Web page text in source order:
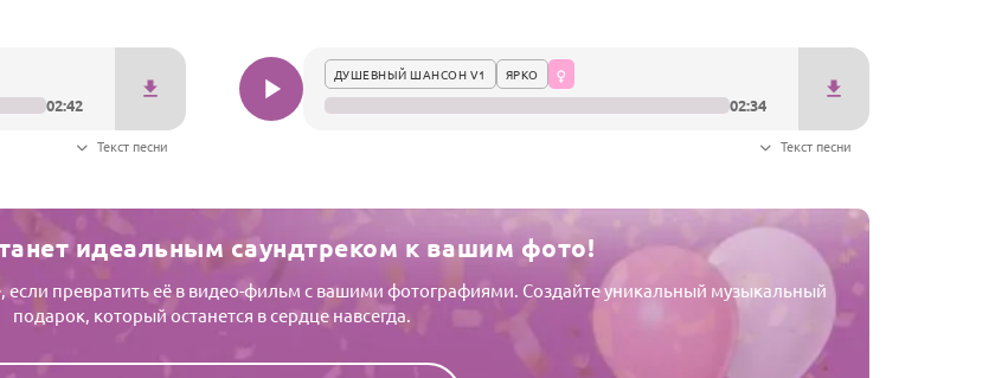
02:42
Текст песни
ДУШЕВНЫЙ ШАНСОН V1 ЯРКО
02:34
Текст песни
идеальным саундтреком к вашим фото!
если превратить её в видео-фильм с вашими фотографиями. Создайте уникальный музыкальный
подарок, который останется в сердце навсегда.